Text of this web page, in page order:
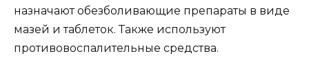
назначают обезболивающие препараты в виде
мазей и таблеток. Также используют
противовоспалительные средства.